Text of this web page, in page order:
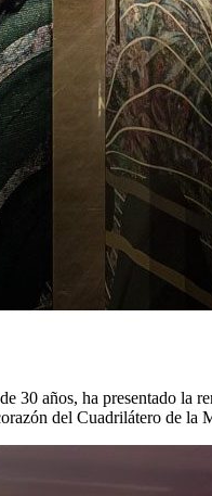
años, ha presentado la
del Cuadrilátero de la